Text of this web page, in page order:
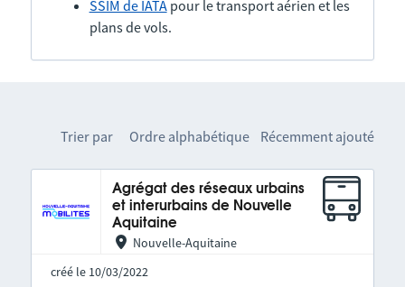
SSIM de IATApour le transport aérien et les
plans de vols.
Trier par Ordre alphabétique Récemment ajouté
Agrégat des réseaux urbains
et interurbains de Nouvelle
Aquitaine
Nouvelle-Aquitaine
créé le 10/03/2022